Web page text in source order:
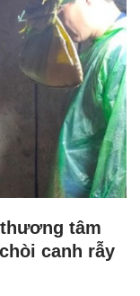
tâm
canh rẫy